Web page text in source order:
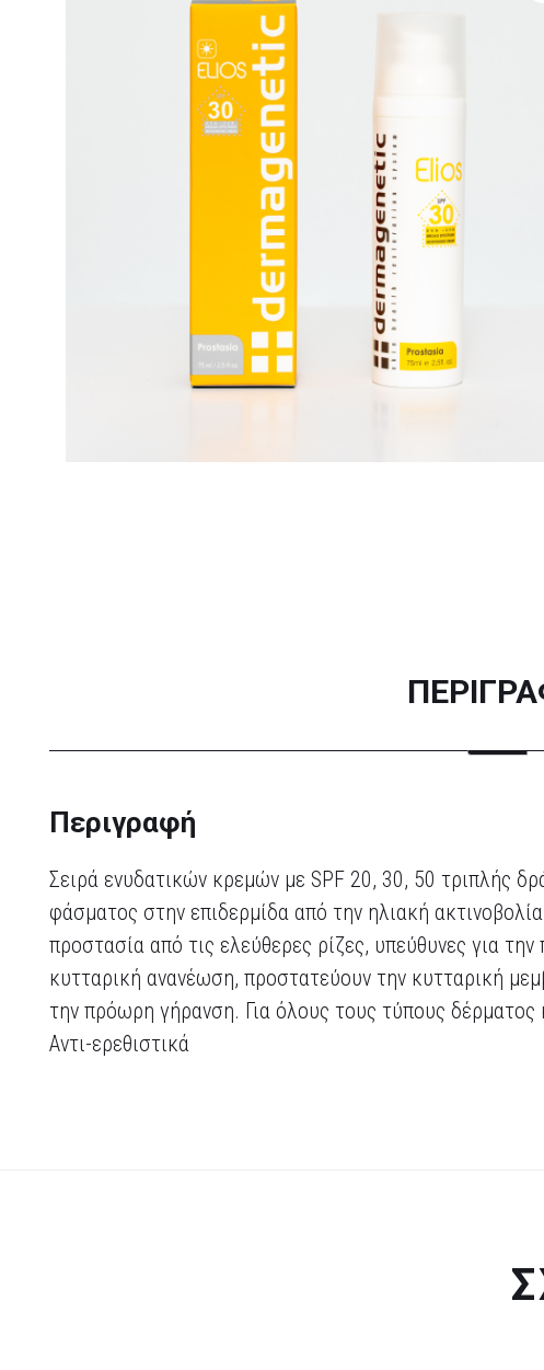
Περιγραφή
Σειρά ενυδατικών κρεμών με SPF 20, 30, 50 τριπλής
φάσματος στην επιδερμίδα από την ηλιακή
προστασία από τις ελεύθερες ρίζες, υπεύθυνες για
κυτταρική ανανέωση, προστατεύουν την κυτταρική
την πρόωρη γήρανση. Για όλους τους τύπους
Αντι-ερεθιστικά